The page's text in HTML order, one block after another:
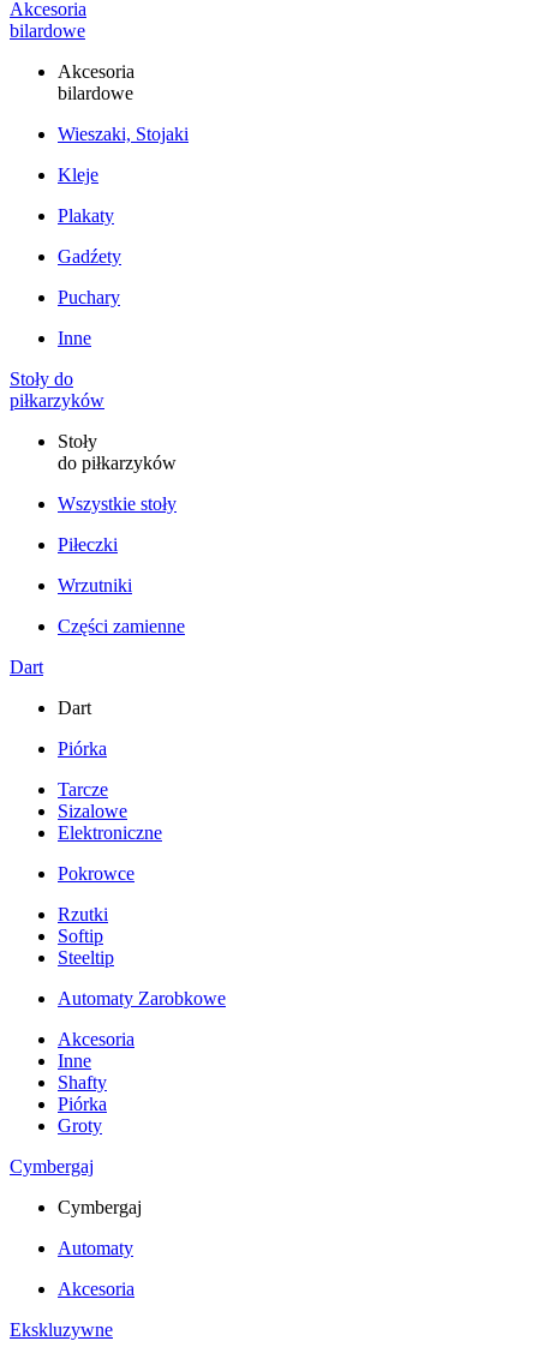
Akcesoria
bilardowe
Akcesoria
bilardowe
Wieszaki, Stojaki
Kleje
Plakaty
Gadźety
Puchary
Inne
Stoły do
piłkarzyków
Stoły
do piłkarzyków
Wszystkie stoły
Piłeczki
Wrzutniki
Części zamienne
Dart
Dart
Piórka
Tarcze
Sizalowe
Elektroniczne
Pokrowce
Rzutki
Softip
Steeltip
Automaty Zarobkowe
Akcesoria
Inne
Shafty
Piórka
Groty
Cymbergaj
Cymbergaj
Automaty
Akcesoria
Ekskluzywne